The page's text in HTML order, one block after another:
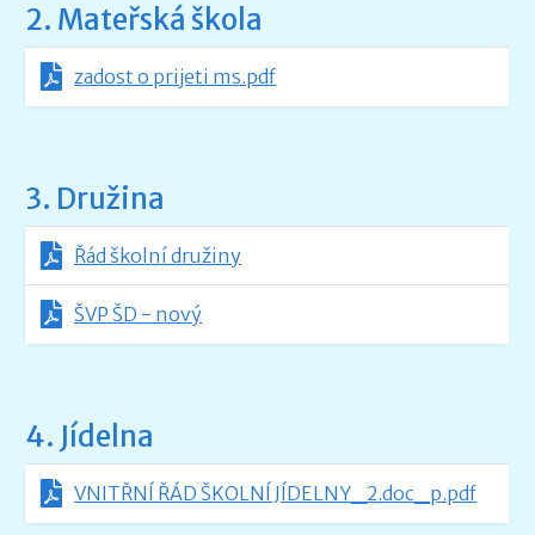
2. Mateřská škola
zadost o prijeti ms.pdf
3. Družina
Řád školní družiny
ŠVP ŠD - nový
4. Jídelna
VNITŘNÍ ŘÁD ŠKOLNÍ JÍDELNY_2.doc_p.pdf